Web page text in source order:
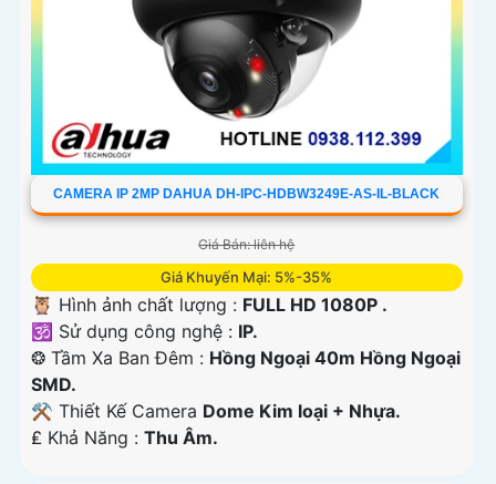
CAMERA IP 2MP DAHUA DH-IPC-HDBW3249E-AS-IL-BLACK
Giá Bán: liên hệ
Giá Khuyến Mại: 5%-35%
🦉 Hình ảnh chất lượng : FULL HD 1080P .
🕉️ Sử dụng công nghệ : IP.
❂ Tầm Xa Ban Đêm : Hồng Ngoại 40m Hồng Ngoại
SMD.
⚒ Thiết Kế Camera Dome Kim loại + Nhựa.
️₤ Khả Năng : Thu Âm.